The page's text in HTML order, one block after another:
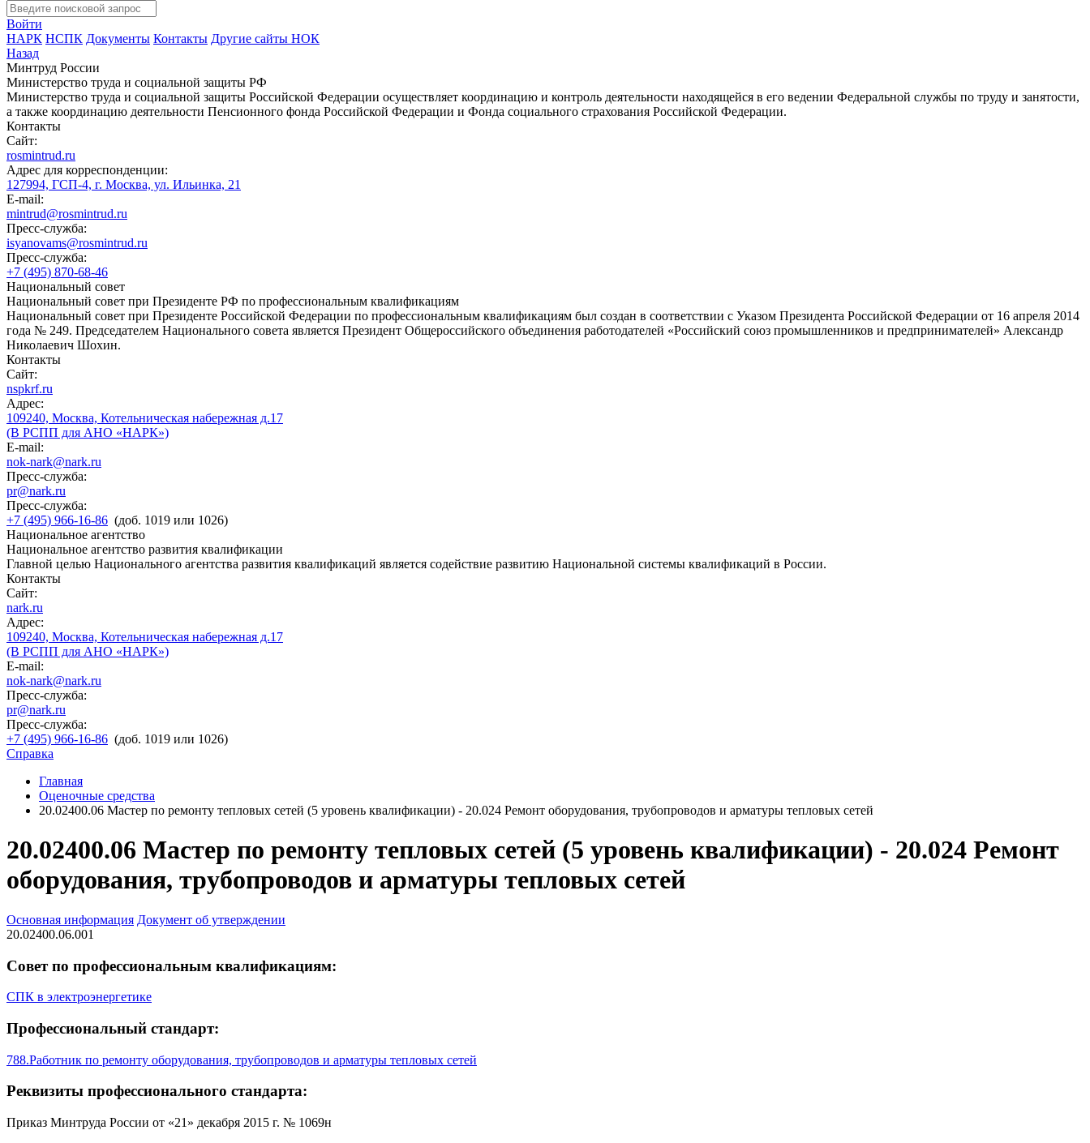
Войти
НАРК НСПК Документы Контакты Другие сайты НОК
Назад
Минтруд России
Министерство труда и социальной защиты РФ
Министерство труда и социальной защиты Российской Федерации осуществляет координацию и контроль деятельности находящейся в его ведении Федеральной службы по труду и занятости,
а также координацию деятельности Пенсионного фонда Российской Федерации и Фонда социального страхования Российской Федерации.
Контакты
Сайт:
rosmintrud.ru
Адрес для корреспонденции:
127994, ГСП-4, г. Москва, ул. Ильинка, 21
E-mail:
mintrud@rosmintrud.ru
Пресс-служба:
isyanovams@rosmintrud.ru
Пресс-служба:
+7 (495) 870-68-46
Национальный совет
Национальный совет при Президенте РФ по профессиональным квалификациям
Национальный совет при Президенте Российской Федерации по профессиональным квалификациям был создан в соответствии с Указом Президента Российской Федерации от 16 апреля 2014
года № 249. Председателем Национального совета является Президент Общероссийского объединения работодателей «Российский союз промышленников и предпринимателей» Александр
Николаевич Шохин.
Контакты
Сайт:
nspkrf.ru
Адрес:
109240, Москва, Котельническая набережная д.17
(В РСПП для АНО «НАРК»)
E-mail:
nok-nark@nark.ru
Пресс-служба:
pr@nark.ru
Пресс-служба:
+7 (495) 966-16-86 (доб. 1019 или 1026)
Национальное агентство
Национальное агентство развития квалификации
Главной целью Национального агентства развития квалификаций является содействие развитию Национальной системы квалификаций в России.
Контакты
Сайт:
nark.ru
Адрес:
109240, Москва, Котельническая набережная д.17
(В РСПП для АНО «НАРК»)
E-mail:
nok-nark@nark.ru
Пресс-служба:
pr@nark.ru
Пресс-служба:
+7 (495) 966-16-86 (доб. 1019 или 1026)
Справка
Главная
Оценочные средства
20.02400.06 Мастер по ремонту тепловых сетей (5 уровень квалификации) - 20.024 Ремонт оборудования, трубопроводов и арматуры тепловых сетей
20.02400.06 Мастер по ремонту тепловых сетей (5 уровень квалификации) - 20.024 Ремонт
оборудования, трубопроводов и арматуры тепловых сетей
Основная информация Документ об утверждении
20.02400.06.001
Совет по профессиональным квалификациям:
СПК в электроэнергетике
Профессиональный стандарт:
788.Работник по ремонту оборудования, трубопроводов и арматуры тепловых сетей
Реквизиты профессионального стандарта:
Приказ Минтруда России от «21» декабря 2015 г. № 1069н